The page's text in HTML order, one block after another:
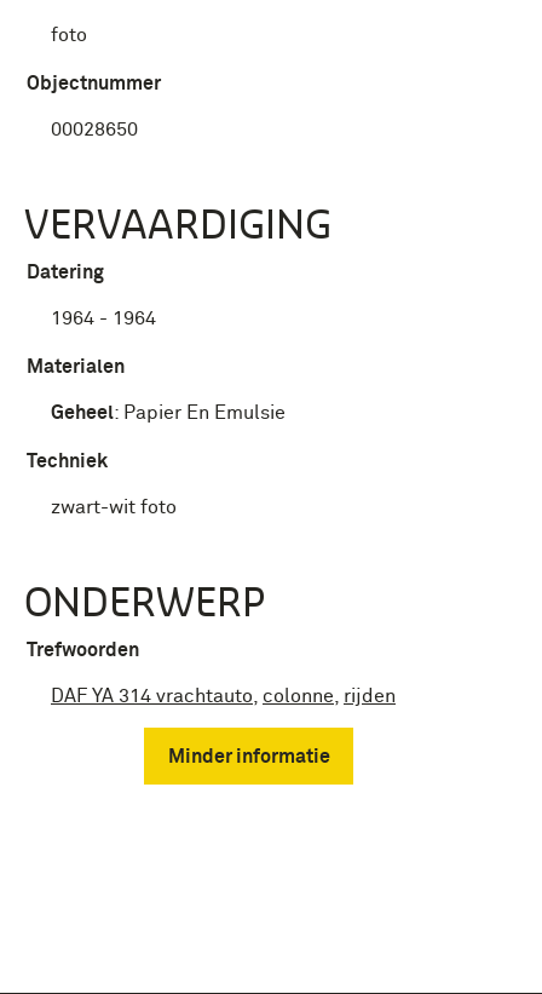
foto
Objectnummer
00028650
VERVAARDIGING
Datering
1964 - 1964
Materialen
Geheel: Papier En Emulsie
Techniek
zwart-wit foto
ONDERWERP
Trefwoorden
DAF YA 314 vrachtauto colonne rijden
Minder informatie